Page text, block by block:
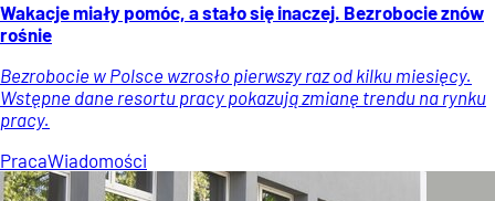
Wakacje miały pomóc, a stało się inaczej. Bezrobocie znów
rośnie
Bezrobocie w Polsce wzrosło pierwszy raz od kilku miesięcy.
Wstępne dane resortu pracy pokazują zmianę trendu na rynku
pracy.
PracaWiadomości